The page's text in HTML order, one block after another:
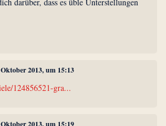
2013, um 15:13
124856521-gra...